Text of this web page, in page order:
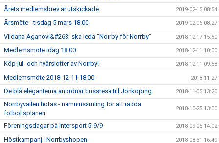
Årets medlemsbrev är utskickade 2019-02-15 08:54
Årsmöte - tisdag 5 mars 18:00 2019-02-06 08:27
Vildana Aganovi&#263; ska leda "Norrby för Norrby" 2018-12-17 15:50
Medlemsmöte idag 18:00 2018-12-11 10:00
Köp jul- och nyårslotter av Norrby! 2018-12-11 09:58
Medlemsmöte 2018-12-11 18:00 2018-11-27
De blå eleganterna anordnar bussresa till Jönköping 2018-11-05 13:20
Norrbyvallen hotas - namninsamling för att rädda
fotbollsplanen
2018-10-25 13:00
Föreningsdagar på Intersport 5-9/9 2018-09-05 14:02
Höstkampanj i Norrbyshopen 2018-08-31 16:49